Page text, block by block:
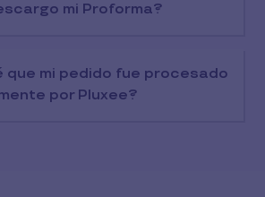
mi Proforma?
que mi pedido fue procesado
por Pluxee?